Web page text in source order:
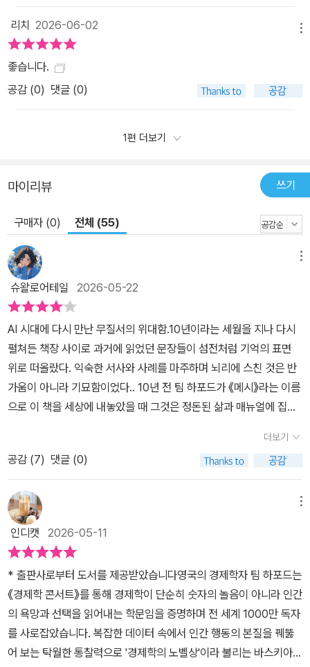
리치 2026-06-02
좋습니다.
공감 (0) 댓글 (0)
1편 더보기
마이리뷰 쓰기
구매자 (0) 전체 (55)
슈왈로어테일 2026-05-22
AI 시대에 다시 만난 무질서의 위대함.10년이라는 세월을 지나 다시
펼쳐든 책장 사이로 과거에 읽었던 문장들이 섬전처럼 기억의 표면
위로 떠올랐다. 익숙한 서사와 사례를 마주하며 뇌리에 스친 것은 반
가움이 아니라 기묘함이었다.. 10년 전 팀 하포드가 《메시》라는 이름
으로 이 책을 세상에 내놓았을 때 그것은 정돈된 삶과 매뉴얼에 집착
무질서가 어떻게 효율성을 낳고 창의성을 자극하는지 증명하는 흥미
로운 이론서에 가까웠다.그러나 10년이 지난 지금 《인간을 인간답게
만드는 불완전함에 대하여》라는 새 옷을 입고 돌아온 이 책은 단순한
경제경영서를 넘어선다. 이 책은 바야흐로 인공지능이 인간의 지성을
대체하기 시작한 이 시대에 우리에게 인간답다는 것은 무엇인가라는
인문학적 화두를 던지는 생존 지침서로 탈바꿈했다. 저자가 10년 전
이 원고를 집필할 당시 현재와 같은 비약적인 AI의 등장을 완벽히 의
도하지는 않았을지라도 그가 심어둔 통찰은 놀랍게도 지금의 시대와
완벽하게 공명하며 더 강력한 설득력을 획득한다. 인간은 완벽한 규
칙과 통제 속이 아니라 예기치 못한 혼돈과 불완전함 속에서 비로소
최고의 잠재력을 발휘한다는 사실이다. 책에 등장하는 조율되지 않은
고장 난 피아노로 역사상 가장 위대한 연주를 남긴 재즈 피아니스트
더보기
공감 (7) 댓글 (0)
인디캣 2026-05-11
* 출판사로부터 도서를 제공받았습니다영국의 경제학자 팀 하포드는
《경제학 콘서트》를 통해 경제학이 단순히 숫자의 놀음이 아니라 인간
의 욕망과 선택을 읽어내는 학문임을 증명하며 전 세계 1000만 독자
를 사로잡았습니다. 복잡한 데이터 속에서 인간 행동의 본질을 꿰뚫
어 보는 탁월한 통찰력으로 '경제학의 노벨상'이라 불리는 바스키아상